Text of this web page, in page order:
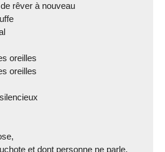
rêver à nouveau
oreilles
oreilles
et dont personne ne parle,